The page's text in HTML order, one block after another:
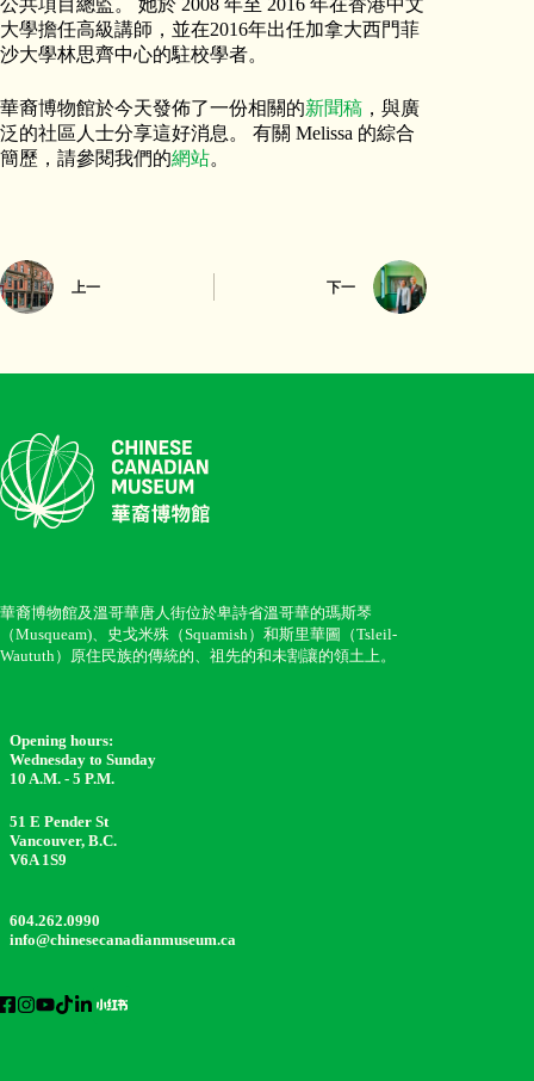
公共項目總監。 她於 2008 年至 2016 年在香港中文
大學擔任高級講師，並在2016年出任加拿大西門菲
沙大學林思齊中心的駐校學者。
華裔博物館於今天發佈了一份相關的新聞稿 ，與廣
泛的社區人士分享這好消息。 有關 Melissa 的綜合
簡歷，請參閱我們的網站。
上一 下一
華裔博物館及溫哥華唐人街位於卑詩省溫哥華的瑪斯琴
（Musqueam)、史戈米殊（Squamish）和斯里華圖（Tsleil-
Waututh）原住民族的傳統的、祖先的和未割讓的領土上。
Opening hours:
Wednesday to Sunday
10 A.M. - 5 P.M.
51 E Pender St
Vancouver, B.C.
V6A 1S9
604.262.0990
info@chinesecanadianmuseum.ca